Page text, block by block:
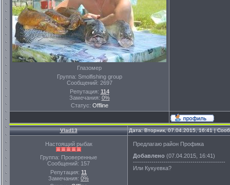
Глазомер
Группа: Smolfishing group
Сообщений: 2697
Репутация: 114
Замечания: 0%
Статус: Offline
Vlad13 Дата: Вторник, 07.04.2015, 16:41 |
Настоящий рыбак
Группа: Проверенные
Сообщений: 157
Репутация: 11
Замечания: 0%
Предлагаю район Профика
Добавлено (07.04.2015, 16:41)
---------------------------------------------
Или Кукуевка?